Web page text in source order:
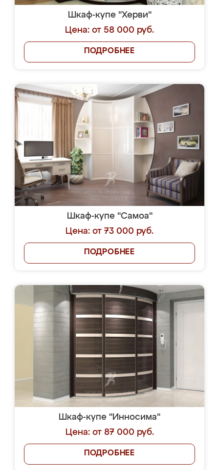
Шкаф-купе "Херви"
Цена: от 58 000 руб.
ПОДРОБНЕЕ
Шкаф-купе "Самоа"
Цена: от 73 000 руб.
ПОДРОБНЕЕ
Шкаф-купе "Инносима"
Цена: от 87 000 руб.
ПОДРОБНЕЕ